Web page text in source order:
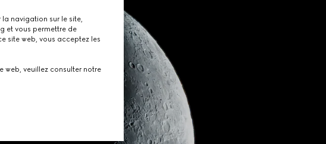
navigation sur le site,
et vous permettre de
site web, vous acceptez les
web, veuillez consulter notre